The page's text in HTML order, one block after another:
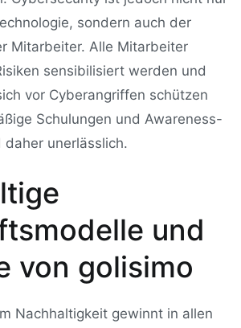
sondern auch der
Mitarbeiter. Alle Mitarbeiter
sensibilisiert werden und
vor Cyberangriffen schützen
Schulungen und Awareness-
daher unerlässlich.
und
von golisimo
Nachhaltigkeit gewinnt in allen